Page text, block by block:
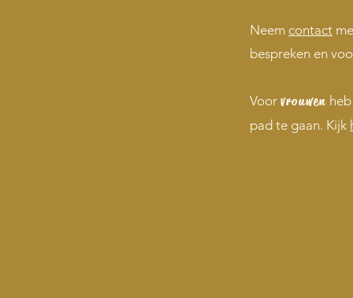
Neem contact
bespreken en
Voor vrouwenheb
pad te gaan. Kijk